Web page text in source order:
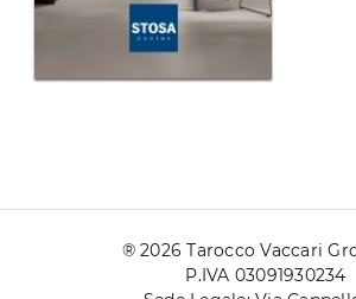
® 2026 Tarocco Vaccari
P.IVA 03091930234